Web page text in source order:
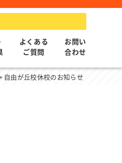
よくある
ご質問
お問い
合わせ
自由が丘校休校のお知らせ